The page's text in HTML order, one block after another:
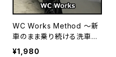
WC Works Method ～新
車のまま乗り続ける洗車術
～
¥1,980